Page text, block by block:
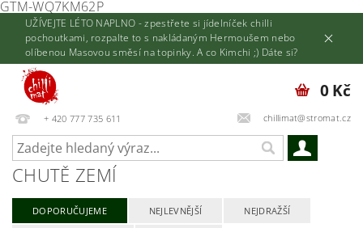
GTM-WQ7KM62P
UŽÍVEJTE LÉTO NAPLNO - zpestřete si jídelníček chilli
pochoutkami, rozpalte to s nakládaným Hermoušem nebo
olíbenou Masovou směsí na topinky. A co Kimchi ;) Dáte si?
+ 420 777 735 611 chillimat@stromat.cz
0 Kč
CHUTĚ ZEMÍ
DOPORUČUJEME NEJLEVNĚJŠÍ NEJDRAŽŠÍ